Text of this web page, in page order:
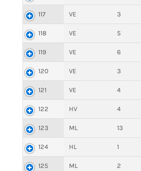
117 VE 3
118 VE 5
119 VE 6
120 VE 3
121 VE 4
122 HV 4
123 ML 13
124 HL 1
125 ML 2